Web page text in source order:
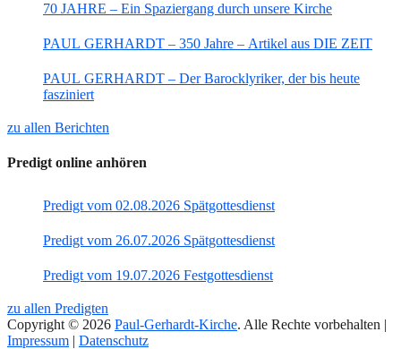
70 JAHRE – Ein Spaziergang durch unsere Kirche
PAUL GERHARDT – 350 Jahre – Artikel aus DIE ZEIT
PAUL GERHARDT – Der Barocklyriker, der bis heute
fasziniert
zu allen Berichten
Predigt online anhören
Predigt vom 02.08.2026 Spätgottesdienst
Predigt vom 26.07.2026 Spätgottesdienst
Predigt vom 19.07.2026 Festgottesdienst
zu allen Predigten
Copyright © 2026 Paul-Gerhardt-Kirche. Alle Rechte vorbehalten |
Impressum | Datenschutz